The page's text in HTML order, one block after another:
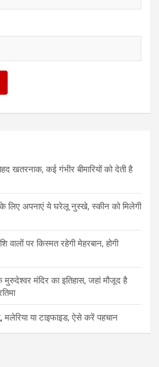
खतरनाक, कई गंभीर बीमारियों को देती है
लिए अपनाएं ये घरेलू नुस्खे, स्कीन को मिलेगी
पर किस्मत रहेगी मेहरबान, होगी
मंदिर का इतिहास, जहां मौजूद है
या टाइफाइड, ऐसे करें पहचान